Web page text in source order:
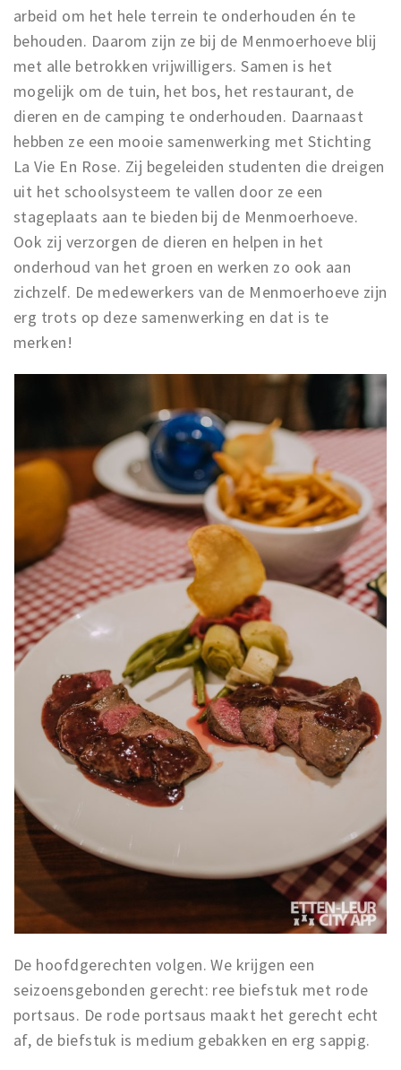
arbeid om het hele terrein te onderhouden én te
behouden. Daarom zijn ze bij de Menmoerhoeve blij
met alle betrokken vrijwilligers. Samen is het
mogelijk om de tuin, het bos, het restaurant, de
dieren en de camping te onderhouden. Daarnaast
hebben ze een mooie samenwerking met Stichting
La Vie En Rose. Zij begeleiden studenten die dreigen
uit het schoolsysteem te vallen door ze een
stageplaats aan te bieden bij de Menmoerhoeve.
Ook zij verzorgen de dieren en helpen in het
onderhoud van het groen en werken zo ook aan
zichzelf. De medewerkers van de Menmoerhoeve zijn
erg trots op deze samenwerking en dat is te
merken!
De hoofdgerechten volgen. We krijgen een
seizoensgebonden gerecht: ree biefstuk met rode
portsaus. De rode portsaus maakt het gerecht echt
af, de biefstuk is medium gebakken en erg sappig.